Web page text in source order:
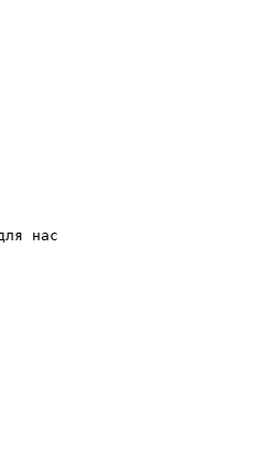
нас